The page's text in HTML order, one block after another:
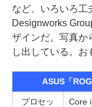
など、いろいろ工
Designworks
ザインだ。写真か
し出している。お
ASUS「
プロセッ
Core